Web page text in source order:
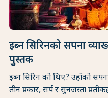
इब्न सिरिनको सपना
पुस्तक
इब्न सिरिन को थिए? उहाँको
तीन प्रकार, सर्प र सुनजस्ता